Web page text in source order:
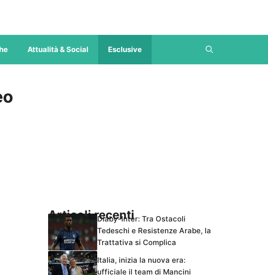
Attualità & Social Esclusive
Articoli recentiDiaby-Inter: Tra Ostacoli
Tedeschi e Resistenze Arabe, la
Trattativa si Complica
Italia, inizia la nuova era:
ufficiale il team di Mancini